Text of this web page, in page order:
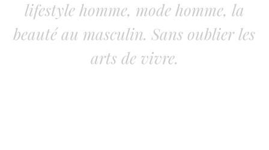
lifestyle homme, mode homme, la
beauté au masculin. Sans oublier les
arts de vivre.